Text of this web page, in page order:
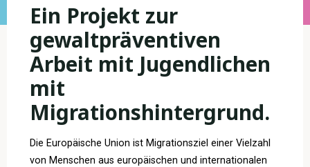
Ein Projekt zur
gewaltpräventiven
Arbeit mit Jugendlichen
mit
Migrationshintergrund.
Die Europäische Union ist Migrationsziel einer Vielzahl
von Menschen aus europäischen und internationalen